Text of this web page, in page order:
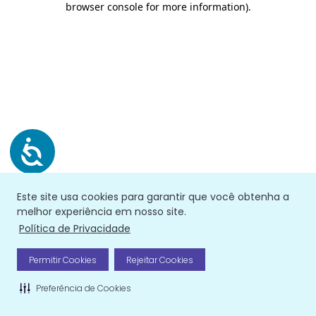
Este site usa cookies para garantir que você obtenha a
melhor experiência em nosso site.
Política de Privacidade
Permitir Cookies Rejeitar Cookies
Preferência de Cookies
browser console for more information).